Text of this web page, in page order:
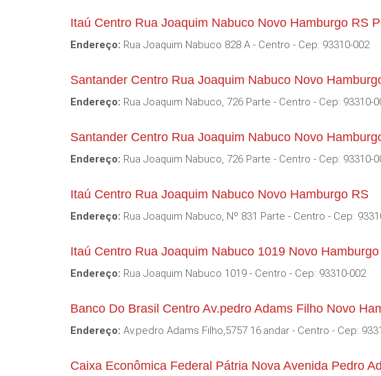
Itaú Centro Rua Joaquim Nabuco Novo Hamburgo RS
Endereço: Rua Joaquim Nabuco 828 A - Centro - Cep: 93310-002
Santander Centro Rua Joaquim Nabuco Novo
Endereço: Rua Joaquim Nabuco, 726 Parte - Centro - Cep: 93310-
Santander Centro Rua Joaquim Nabuco Novo
Endereço: Rua Joaquim Nabuco, 726 Parte - Centro - Cep: 93310-
Itaú Centro Rua Joaquim Nabuco Novo Hamburgo RS
Endereço: Rua Joaquim Nabuco, Nº 831 Parte - Centro - Cep:
Itaú Centro Rua Joaquim Nabuco 1019 Novo
Endereço: Rua Joaquim Nabuco 1019 - Centro - Cep: 93310-002
Banco Do Brasil Centro Av.pedro Adams Filho Novo
Endereço: Av.pedro Adams Filho,5757 16.andar - Centro - Cep:
Caixa Econômica Federal Pátria Nova Avenida Pedro